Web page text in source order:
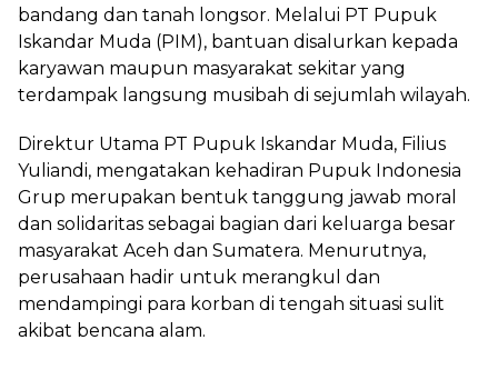
bandang dan tanah longsor. Melalui PT Pupuk
Iskandar Muda (PIM), bantuan disalurkan kepada
karyawan maupun masyarakat sekitar yang
terdampak langsung musibah di sejumlah wilayah.
Direktur Utama PT Pupuk Iskandar Muda, Filius
Yuliandi, mengatakan kehadiran Pupuk Indonesia
Grup merupakan bentuk tanggung jawab moral
dan solidaritas sebagai bagian dari keluarga besar
masyarakat Aceh dan Sumatera. Menurutnya,
perusahaan hadir untuk merangkul dan
mendampingi para korban di tengah situasi sulit
akibat bencana alam.